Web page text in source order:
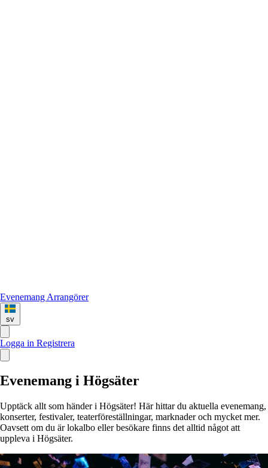
Evenemang Arrangörer
sv
Logga in Registrera
Evenemang i Högsäter
Upptäck allt som händer i Högsäter! Här hittar du aktuella evenemang,
konserter, festivaler, teaterföreställningar, marknader och mycket mer.
Oavsett om du är lokalbo eller besökare finns det alltid något att
uppleva i Högsäter.